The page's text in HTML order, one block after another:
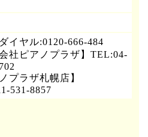
イヤル:0120-666-484
会社ピアノプラザ】TEL:04-
プラザ札幌店】
531-8857